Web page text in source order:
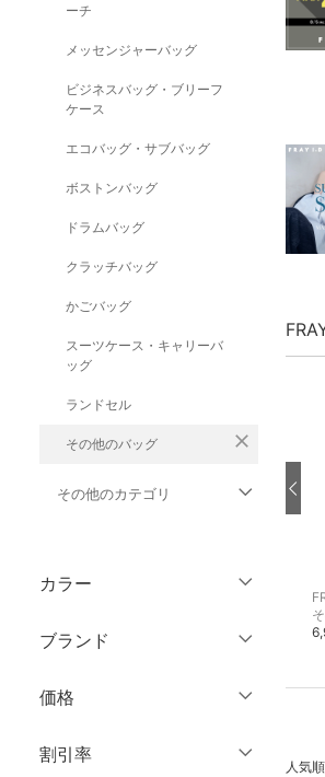
ーチ
メッセンジャーバッグ
ビジネスバッグ・ブリーフ
ケース
エコバッグ・サブバッグ
ボストンバッグ
ドラムバッグ
クラッチバッグ
かごバッグ
スーツケース・キャリーバ
ッグ
ランドセル
その他のバッグ close
その他のカテゴリ
ジャケット・アウター
パンツ
ワンピース・ドレス
スカート
カラー
ブランド
価格
割引率
人気順